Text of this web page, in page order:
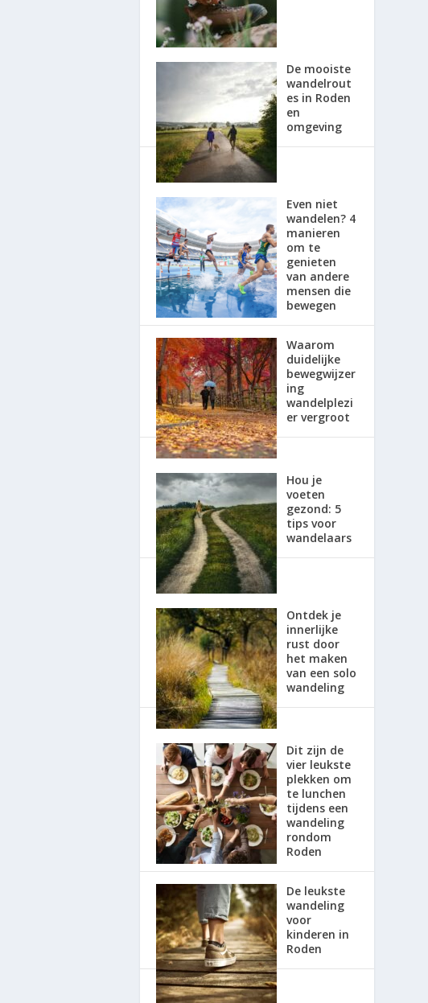
De mooiste
wandelrout
es in Roden
en
omgeving
Even niet
wandelen? 4
manieren
om te
genieten
van andere
mensen die
bewegen
Waarom
duidelijke
bewegwijzer
ing
wandelplezi
er vergroot
Hou je
voeten
gezond: 5
tips voor
wandelaars
Ontdek je
innerlijke
rust door
het maken
van een solo
wandeling
Dit zijn de
vier leukste
plekken om
te lunchen
tijdens een
wandeling
rondom
Roden
De leukste
wandeling
voor
kinderen in
Roden